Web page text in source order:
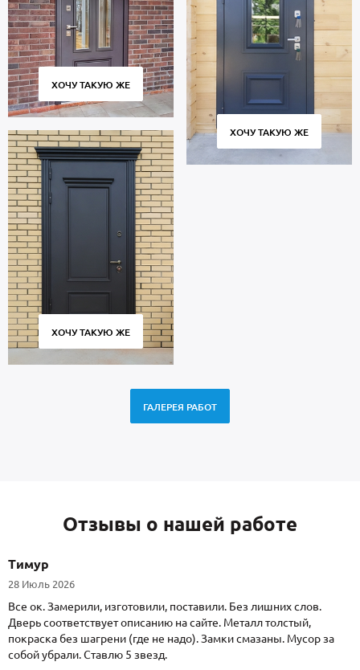
ХОЧУ ТАКУЮ ЖЕ
ХОЧУ ТАКУЮ ЖЕ
ХОЧУ ТАКУЮ ЖЕ
ГАЛЕРЕЯ РАБОТ
Отзывы о нашей работе
Тимур
28 Июль 2026
Все ок. Замерили, изготовили, поставили. Без лишних слов.
Дверь соответствует описанию на сайте. Металл толстый,
покраска без шагрени (где не надо). Замки смазаны. Мусор за
собой убрали. Ставлю 5 звезд.